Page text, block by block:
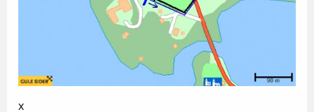
x